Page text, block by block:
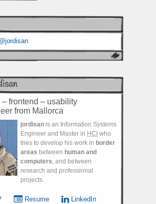
– frontend – usability
from Mallorca
jordisan is an Information Systems
Engineer and Master in HCI who
tries to develop his work in border
areas between human and
computers, and between
research and professional
projects.
Resume
LinkedIn